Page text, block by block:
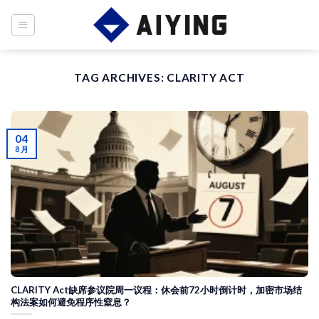
TAG ARCHIVES: CLARITY ACT
CLARITY Act缺席参议院周一议程：休会前72小时倒计时，加密市场结
构法案如何避免程序性窒息？
04
8 月